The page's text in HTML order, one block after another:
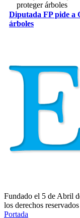
Diputada FP pide a
árboles
Fundado el 5 de Abril
los derechos
Portada